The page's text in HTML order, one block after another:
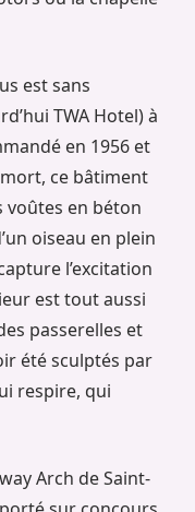
est sans
TWA Hotel) à
en 1956 et
ce bâtiment
voûtes en béton
oiseau en plein
l’excitation
est tout aussi
passerelles et
été sculptés par
respire, qui
Arch de Saint-